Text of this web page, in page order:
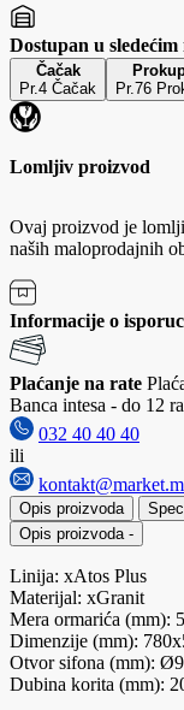
Dostupan u
Čačak
Pr.4 Čačak
Pr.76
Lomljiv proizvod
Ovaj proizvod je
naših maloprodajnih
Informacije o
Plaćanje na rate
Banca intesa - do 12
032 40 40 40
ili
Opis proizvoda
Opis proizvoda -
Linija: xAtos Plus
Materijal: xGranit
Mera ormarića (mm):
Dimenzije (mm):
Otvor sifona (mm):
Dubina korita (mm):